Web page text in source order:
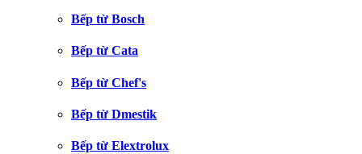
Bếp từ Bosch
Bếp từ Cata
Bếp từ Chef's
Bếp từ Dmestik
Bếp từ Elextrolux